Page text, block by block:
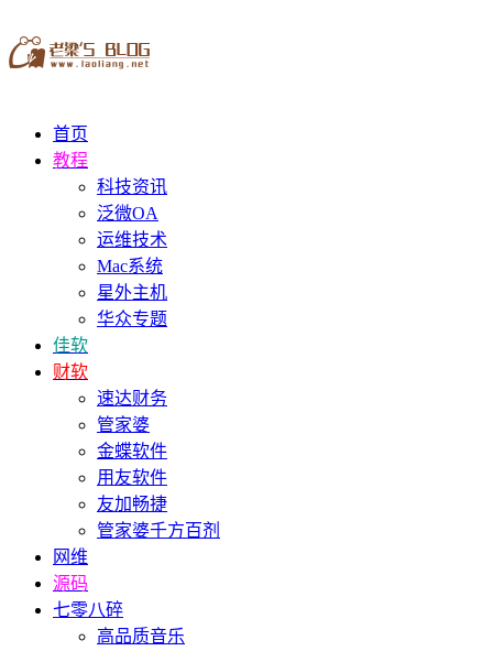
首页
教程
科技资讯
泛微OA
运维技术
Mac系统
星外主机
华众专题
佳软
财软
速达财务
管家婆
金蝶软件
用友软件
友加畅捷
管家婆千方百剂
网维
源码
七零八碎
高品质音乐